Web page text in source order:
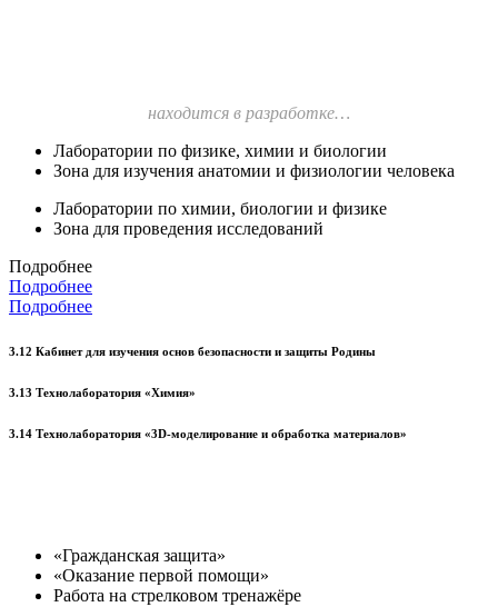
находится в разработке…
Лаборатории по физике, химии и биологии
Зона для изучения анатомии и физиологии человека
Лаборатории по химии, биологии и физике
Зона для проведения исследований
Подробнее
Подробнее
Подробнее
3.12 Кабинет для изучения основ безопасности и защиты Родины
3.13 Технолаборатория «Химия»
3.14 Технолаборатория «3D-моделирование и обработка материалов»
«Гражданская защита»
«Оказание первой помощи»
Работа на стрелковом тренажёре